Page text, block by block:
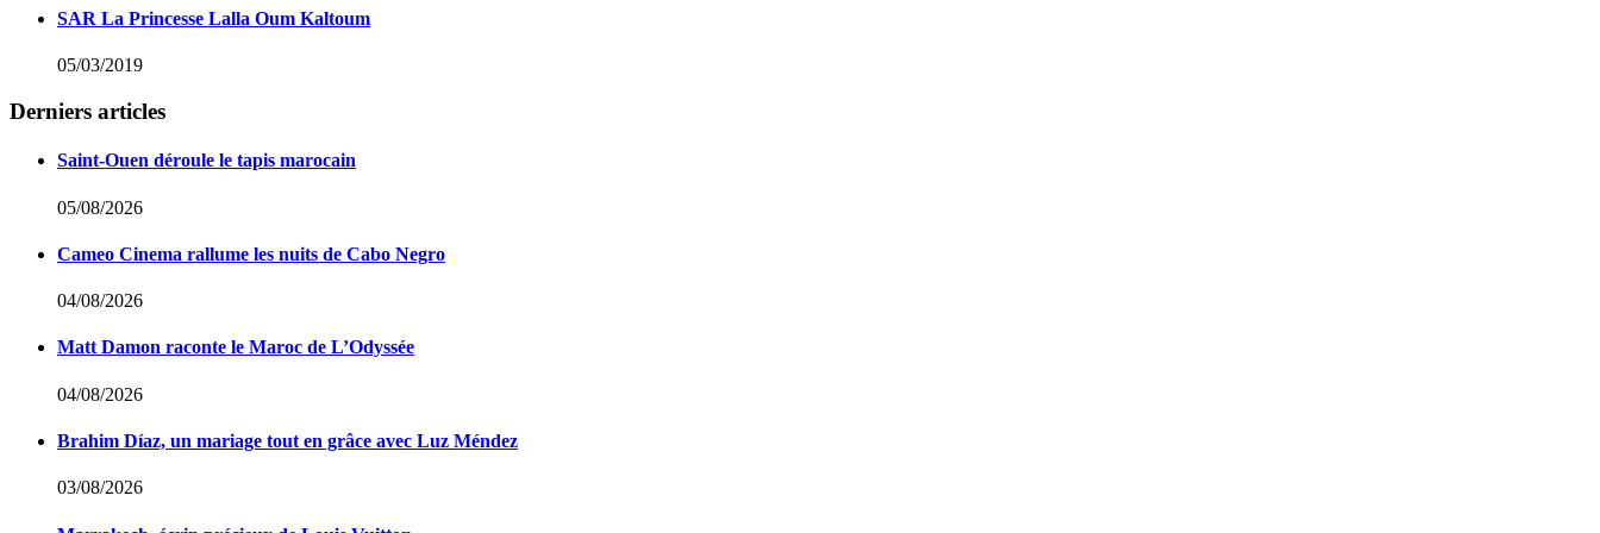
SAR La Princesse Lalla Oum Kaltoum
05/03/2019
Derniers articles
Saint-Ouen déroule le tapis marocain
05/08/2026
Cameo Cinema rallume les nuits de Cabo Negro
04/08/2026
Matt Damon raconte le Maroc de L’Odyssée
04/08/2026
Brahim Díaz, un mariage tout en grâce avec Luz Méndez
03/08/2026